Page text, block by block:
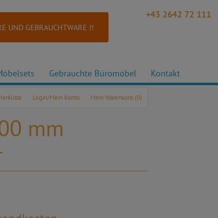
+43 2642 72 111
UND GEBRAUCHTWARE !!
Gebrauchte Büromöbel Kontakt
Mein Warenkorb (0)
Login/Mein Konto
mm